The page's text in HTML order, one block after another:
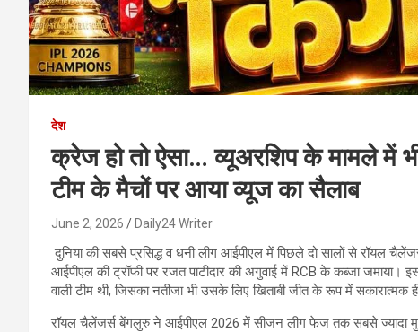
देश
क्रेज हो तो ऐसा… व्यूअरशिप के मामले में
टीम के मैचों पर आया व्यूज का सैलाब
June 2, 2026 Daily24 Writer
दुनिया की सबसे प्रसिद्ध व धनी लीग आईपीएल में पिछले दो सालों से रॉयल
आईपीएल की ट्रॉफी पर रजत पाटीदार की अगुवाई में RCB के कब्जा जमाया।
वाली टीम थी, जिसका नतीजा भी उसके लिए खिताबी जीत के रूप में सकारात्मक
रॉयल चैलेंजर्स बेंगलुरु ने आईपीएल 2026 में सीजन लीग फेज तक सबसे ज्यादा